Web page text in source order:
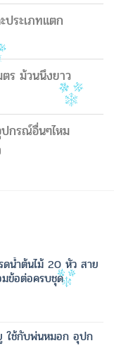
ประเภทแตก
ร ม้วนนึงยาว
กรณ์อื่นๆไหม
น้ำต้นไม้ 20 หัว สาย
ข้อต่อครบชุด
ใช้กับพ่นหมอก อุปก